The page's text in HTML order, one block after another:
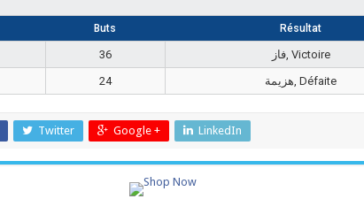
Buts Résultat
36
فاز, Victoire
24 هزيمة, Défaite
Twitter Google + LinkedIn